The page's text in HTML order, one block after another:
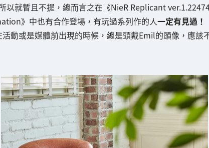
就暫且不提，總而言之在《NieR Replicant
》中也有合作登場，有玩過系列作的人一定有見過！
活動或是媒體前出現的時候，總是頭戴Emil的頭像，應該